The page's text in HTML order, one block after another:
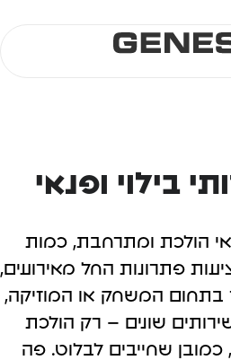
בילוי ופנאי
הולכת ומתרחבת, כמות
פתרונות החל מאירועים,
בתחום המשחק או המוזיקה,
שונים – רק הולכת
כמובן שחייבים לבלוט. פה